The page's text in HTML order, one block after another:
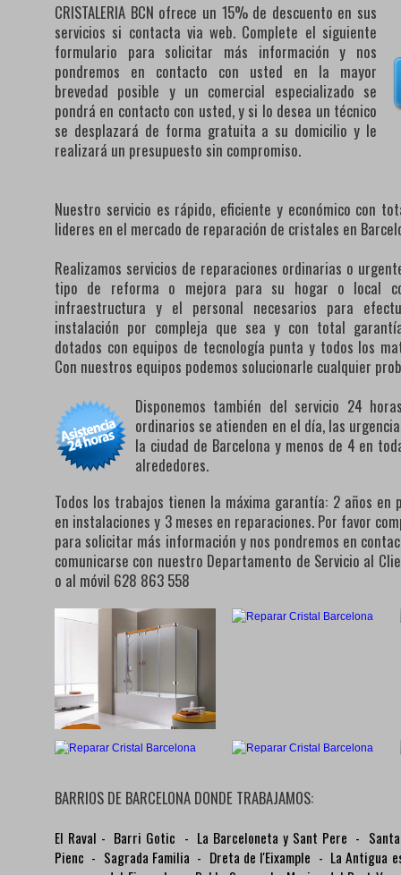
CRISTALERIA BCN ofrece un 15% de descuento en sus
servicios si contacta via web. Complete el siguiente
formulario para solicitar más información y nos
pondremos en contacto con usted en la mayor
brevedad posible y un comercial especializado se
pondrá en contacto con usted, y si lo desea un técnico
se desplazará de forma gratuita a su domicilio y le
realizará un presupuesto sin compromiso.
Nuestro servicio es rápido, eficiente y económico con
lideres en el mercado de reparación de cristales en
Realizamos servicios de reparaciones ordinarias o
tipo de reforma o mejora para su hogar o local
infraestructura y el personal necesarios para
instalación por compleja que sea y con total
dotados con equipos de tecnología punta y todos los
Con nuestros equipos podemos solucionarle cualquier
Disponemos también del servicio 24
ordinarios se atienden en el día, las
la ciudad de Barcelona y menos de 4 en
alrededores.
Todos los trabajos tienen la máxima garantía: 2 años en
en instalaciones y 3 meses en reparaciones. Por favor
para solicitar más información y nos pondremos en
comunicarse con nuestro Departamento de Servicio al
o al móvil 628 863 558
BARRIOS DE BARCELONA DONDE TRABAJAMOS:
El Raval - Barri Gotic - La Barceloneta y Sant Pere -
Pienc - Sagrada Familia - Dreta de l'Eixample - La Antigua